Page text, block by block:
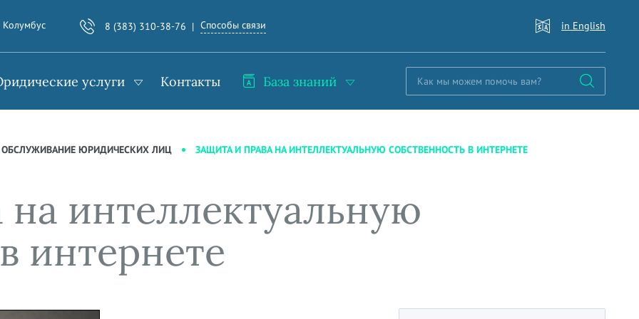
Колумбус 8 (383) 310-38-76 Способы связи in English
услуги Контакты База знаний
ЮРИДИЧЕСКИХ ЛИЦ ЗАЩИТА И ПРАВА НА ИНТЕЛЛЕКТУАЛЬНУЮ СОБСТВЕННОСТЬ В ИНТЕРНЕТЕ
интеллектуальную
интернете